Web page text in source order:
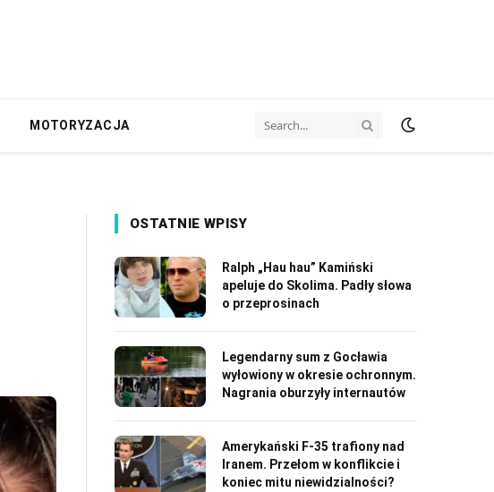
MOTORYZACJA
OSTATNIE WPISY
Ralph „Hau hau” Kamiński
apeluje do Skolima. Padły słowa
o przeprosinach
Legendarny sum z Gocławia
wyłowiony w okresie ochronnym.
Nagrania oburzyły internautów
Amerykański F-35 trafiony nad
Iranem. Przełom w konflikcie i
koniec mitu niewidzialności?